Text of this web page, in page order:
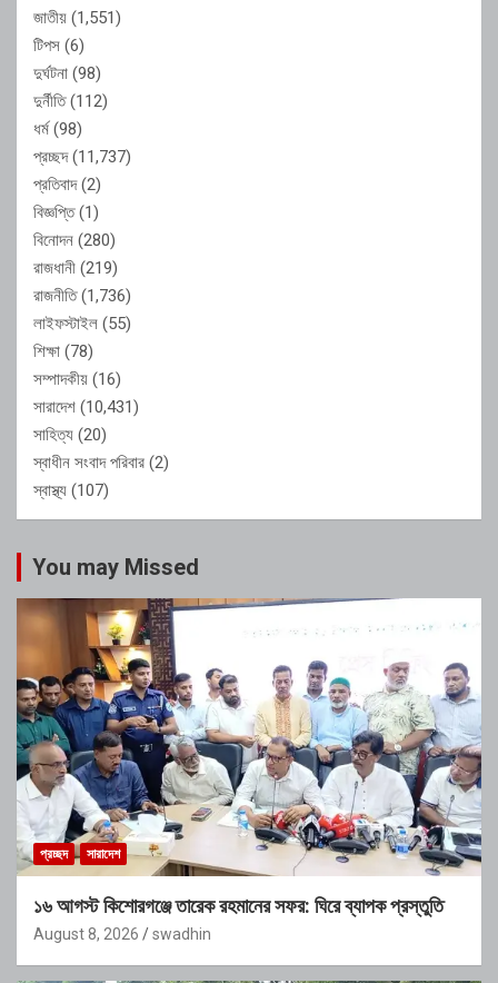
জাতীয় (1,551)
টিপস (6)
দুর্ঘটনা (98)
দুর্নীতি(112)
ধর্ম(98)
প্রচ্ছদ(11,737)
প্রতিবাদ(2)
বিজ্ঞপ্তি(1)
বিনোদন (280)
রাজধানী (219)
রাজনীতি(1,736)
লাইফস্টাইল (55)
শিক্ষা (78)
সম্পাদকীয় (16)
সারাদেশ (10,431)
সাহিত্য (20)
স্বাধীন সংবাদ পরিবার (2)
স্বাস্থ্য (107)
You may Missed
প্রচ্ছদ সারাদেশ
১৬ আগস্ট কিশোরগঞ্জে তারেক রহমানের সফর: ঘিরে ব্যাপক প্রস্তুতি
August 8, 2026 swadhin